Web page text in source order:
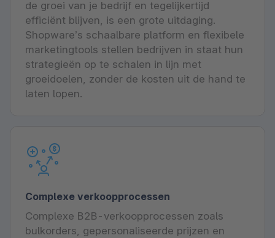
de groei van je bedrijf en tegelijkertijd
efficiënt blijven, is een grote uitdaging.
Shopware’s schaalbare platform en flexibele
marketingtools stellen bedrijven in staat hun
strategieën op te schalen in lijn met
groeidoelen, zonder de kosten uit de hand te
laten lopen.
Complexe verkoopprocessen
Complexe B2B-verkoopprocessen zoals
bulkorders, gepersonaliseerde prijzen en